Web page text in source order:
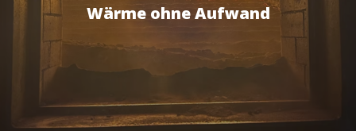
Wärme ohne Aufwand